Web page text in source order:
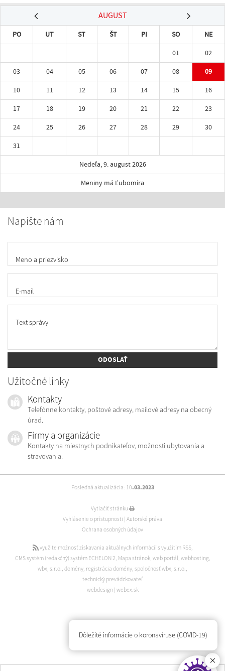
AUGUST
PO UT ST ŠT PI SO
NE
01
02
03
04 05 06 07 08
09
10
11 12 13 14 15
16
17
18 19 20 21 22
23
24
25 26 27 28 29
30
31
Nedeľa, 9. august 2026
Meniny má Ľubomíra
Napíšte nám
Meno a priezvisko
E-mail
Text správy
ODOSLAŤ
Užitočné linky
Kontakty
Telefónne kontakty, poštové adresy, mailové adresy na obecný
úrad.
Firmy a organizácie
Kontakty na miestnych podnikateľov, možnosti ubytovania a
stravovania.
Posledná aktualizácia: 10.03.2023
Vytlačiť stránku
Vyhlásenie o prístupnosti Autorské práva
Ochrana osobných údajov
využite možnosť získavania aktuálnych informácií s využitím RSS,
CMS systém (redakčný) systém ECHELON 2, Mapa stránok, web portál , webhosting,
wbx, s.r.o., domény, registrácia domény, spoločnosť wbx, s.r.o.,
technický prevádzkovateľ
webdesign webex.sk
Dôležité informácie o koronavíruse (COVID-19)